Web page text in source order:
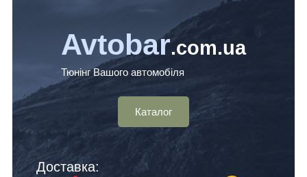
Avtobar.com.ua
Тюнінг Вашого автомобіля
Каталог
Доставка: